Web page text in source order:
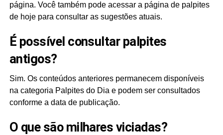
página. Você também pode acessar a página de palpites
de hoje para consultar as sugestões atuais.
É possível consultar palpites
antigos?
Sim. Os conteúdos anteriores permanecem disponíveis
na categoria Palpites do Dia e podem ser consultados
conforme a data de publicação.
O que são milhares viciadas?